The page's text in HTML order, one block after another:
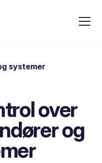
systemer
over
og